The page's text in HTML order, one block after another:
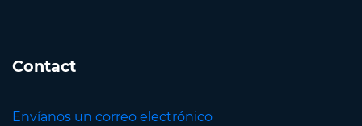
Contact
Envíanos un correo electrónico